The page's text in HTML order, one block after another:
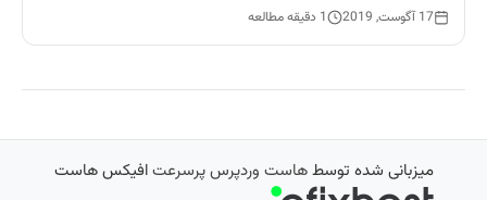
17 آگوست, 2019 1 دقیقه مطالعه
میزبانی شده توسطهاست وردپرس پرسرعتافیکس هاست